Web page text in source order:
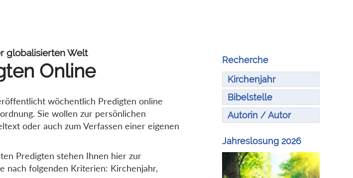
globalisierten Welt
Online
wöchentlich Predigten online
Sie wollen zur persönlichen
oder auch zum Verfassen einer eigenen
Predigten stehen Ihnen hier zur
nach folgenden Kriterien: Kirchenjahr,
Recherche
Kirchenjahr
Bibelstelle
Autorin / Autor
Jahreslosung 2026